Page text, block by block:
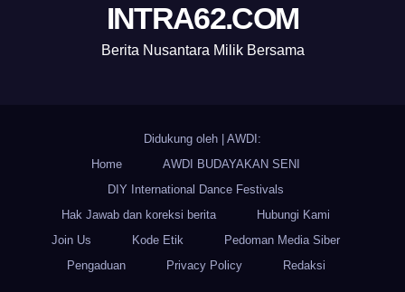
INTRA62.COM
Berita Nusantara Milik Bersama
Didukung oleh
AWDI:
Home
AWDI BUDAYAKAN SENI
DIY International Dance Festivals
Hak Jawab dan koreksi berita
Hubungi Kami
Join Us
Kode Etik
Pedoman Media Siber
Pengaduan
Privacy Policy Redaksi